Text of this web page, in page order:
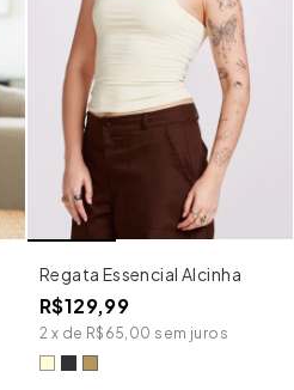
Regata Essencial Alcinha
R$129,99
2 x de R$65,00 sem juros